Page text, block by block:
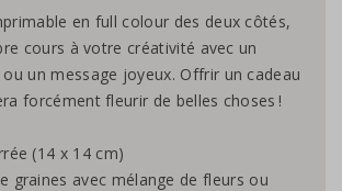
en full colour des deux côtés,
cours à votre créativité avec un
un message joyeux. Offrir un cadeau
forcément fleurir de belles choses !
(14 x 14 cm)
graines avec mélange de fleurs ou